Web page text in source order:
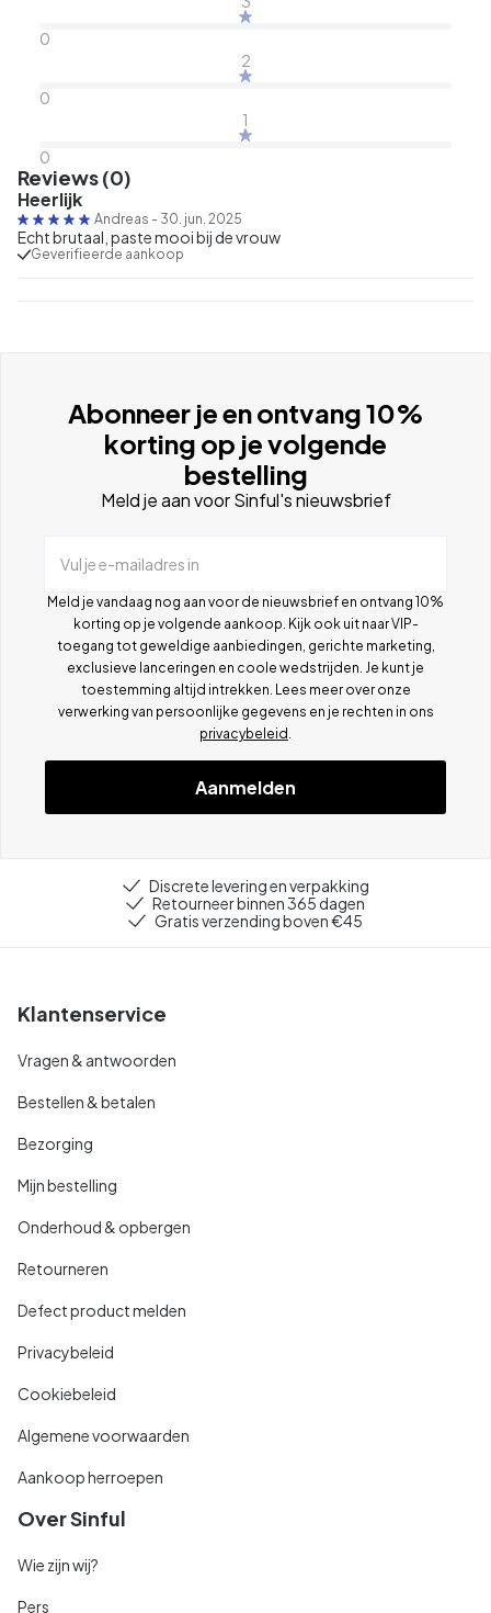
0
2
0
1
0
Reviews (0)
Heerlijk
Andreas - 30. jun. 2025
Echt brutaal, paste mooi bij de vrouw
Geverifieerde aankoop
Abonneer je en ontvang 10%
korting op je volgende
bestelling
Meld je aan voor Sinful's nieuwsbrief
Vul je e-mailadres in
Meld je vandaag nog aan voor de nieuwsbrief en ontvang 10%
korting op je volgende aankoop. Kijk ook uit naar VIP-
toegang tot geweldige aanbiedingen, gerichte marketing,
exclusieve lanceringen en coole wedstrijden. Je kunt je
toestemming altijd intrekken. Lees meer over onze
verwerking van persoonlijke gegevens en je rechten in ons
privacybeleid
Aanmelden
Discrete levering en verpakking
Retourneer binnen 365 dagen
Gratis verzending boven €45
Klantenservice
Vragen & antwoorden
Bestellen & betalen
Bezorging
Mijn bestelling
Onderhoud & opbergen
Retourneren
Defect product melden
Privacybeleid
Cookiebeleid
Algemene voorwaarden
Aankoop herroepen
Over Sinful
Wie zijn wij?
Pers